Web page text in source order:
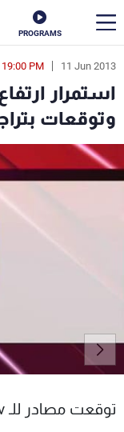
PROGRAMS
11 Jun 2013
19:00 PM
استمرار
وتوقعات
en
الأخبار
سياسة
إقتصاد
البرامج
جدول البرامج
شاهد البرامج